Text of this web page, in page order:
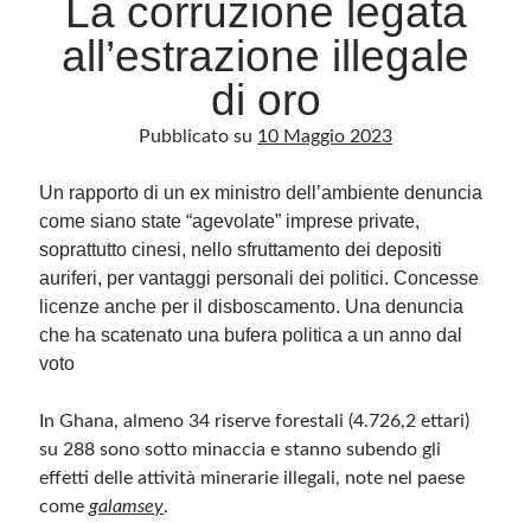
Categorie
Categorie
Questo blog non rappresenta una testata giornalistica, in quanto viene aggiornato
senza alcuna periodicità. Non può pertanto considerarsi un prodotto editoriale ai
sensi della legge n· 62 del 7.03.2001. L’autore non è responsabile di quanto
razzisti o che contengano dati personali non conformi al rispetto delle norme sulla
privacy. Alcune immagini inserite in questo blog sono tratte da Internet e, pertanto,
considerate di pubblico dominio. Qualora la loro pubblicazione violasse eventuali
immediatamente rimosse. L’autore del blog non è responsabile dei siti collegati
La corruzione legata
all’estrazione illegale
di oro
Pubblicato su 10 Maggio 2023
Un rapporto di un ex ministro dell’ambiente denuncia
come siano state “agevolate” imprese private,
soprattutto cinesi, nello sfruttamento dei depositi
auriferi, per vantaggi personali dei politici. Concesse
licenze anche per il disboscamento. Una denuncia
che ha scatenato una bufera politica a un anno dal
voto
In Ghana, almeno 34 riserve forestali (4.726,2 ettari)
su 288 sono sotto minaccia e stanno subendo gli
effetti delle attività minerarie illegali, note nel paese
come galamsey.